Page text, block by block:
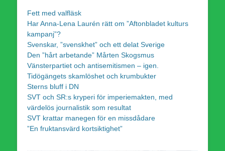
Fett med valfläsk
Har Anna-Lena Laurén rätt om ”Aftonbladet kulturs
kampanj”?
Svenskar, ”svenskhet” och ett delat Sverige
Den ”hårt arbetande” Mårten Skogsmus
Vänsterpartiet och antisemitismen – igen.
Tidögängets skamlöshet och krumbukter
Sterns bluff i DN
SVT och SR:s kryperi för imperiemakten, med
värdelös journalistik som resultat
SVT krattar manegen för en missdådare
”En fruktansvärd kortsiktighet”